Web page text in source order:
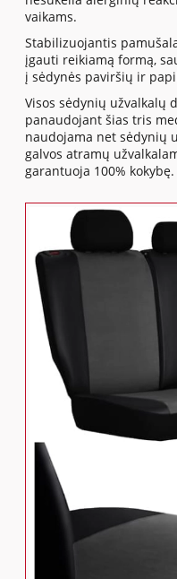
vaikams.
Stabilizuojantis
įgauti reikiamą formą,
į sėdynės paviršių ir
Visos sėdynių užvalkalų
panaudojant šias tris
naudojama net sėdynių
galvos atramų
garantuoja 100% kokybę.